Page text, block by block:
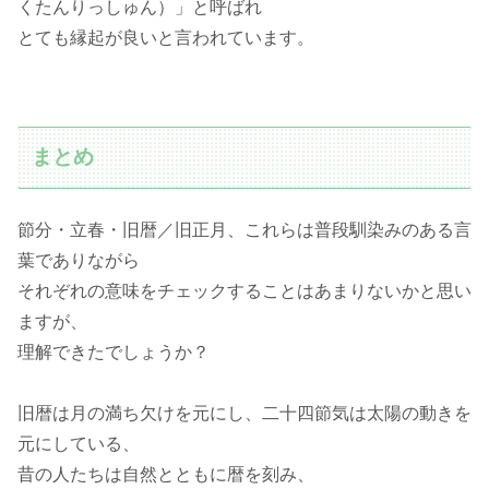
くたんりっしゅん）」と呼ばれ
とても縁起が良いと言われています。
まとめ
節分・立春・旧暦／旧正月、これらは普段馴染みのある言
葉でありながら
それぞれの意味をチェックすることはあまりないかと思い
ますが、
理解できたでしょうか？
旧暦は月の満ち欠けを元にし、二十四節気は太陽の動きを
元にしている、
昔の人たちは自然とともに暦を刻み、